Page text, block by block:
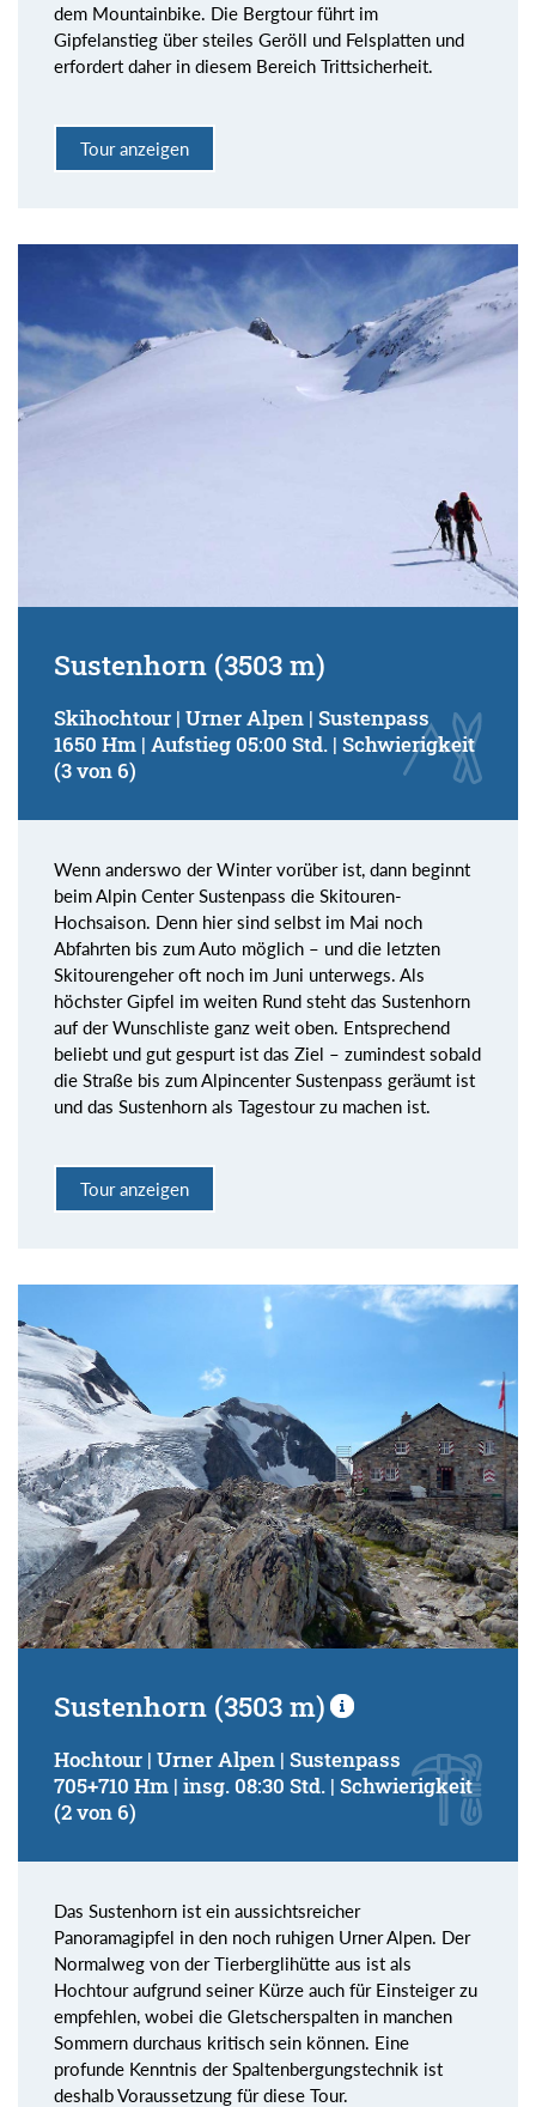
dem Mountainbike. Die Bergtour führt im
Gipfelanstieg über steiles Geröll und Felsplatten und
erfordert daher in diesem Bereich Trittsicherheit.
Tour anzeigen
Sustenhorn (3503 m)
Skihochtour | Urner Alpen | Sustenpass
1650 Hm | Aufstieg 05:00 Std. | Schwierigkeit
(3 von 6)
Wenn anderswo der Winter vorüber ist, dann beginnt
beim Alpin Center Sustenpass die Skitouren-
Hochsaison. Denn hier sind selbst im Mai noch
Abfahrten bis zum Auto möglich – und die letzten
Skitourengeher oft noch im Juni unterwegs. Als
höchster Gipfel im weiten Rund steht das Sustenhorn
auf der Wunschliste ganz weit oben. Entsprechend
beliebt und gut gespurt ist das Ziel – zumindest sobald
die Straße bis zum Alpincenter Sustenpass geräumt ist
und das Sustenhorn als Tagestour zu machen ist.
Tour anzeigen
Sustenhorn (3503 m)
Hochtour | Urner Alpen | Sustenpass
705+710 Hm | insg. 08:30 Std. | Schwierigkeit
(2 von 6)
Das Sustenhorn ist ein aussichtsreicher
Panoramagipfel in den noch ruhigen Urner Alpen. Der
Normalweg von der Tierberglihütte aus ist als
Hochtour aufgrund seiner Kürze auch für Einsteiger zu
empfehlen, wobei die Gletscherspalten in manchen
Sommern durchaus kritisch sein können. Eine
profunde Kenntnis der Spaltenbergungstechnik ist
deshalb Voraussetzung für diese Tour.